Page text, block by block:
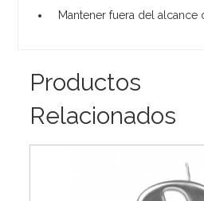
Mantener fuera del alcance
Productos
Relacionados